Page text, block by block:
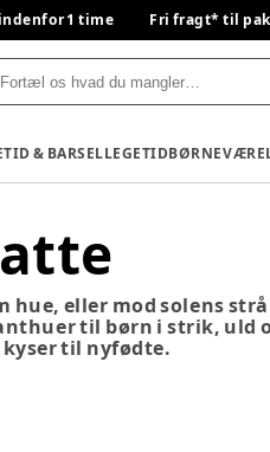
1 time Fri fragt* til
& BARSELLEGETID
hue, eller mod solens
til børn i strik, uld
til nyfødte.